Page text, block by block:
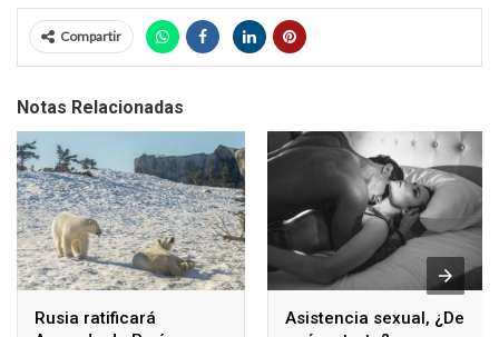
Compartir
Notas Relacionadas
Rusia ratificará
Asistencia sexual, ¿De